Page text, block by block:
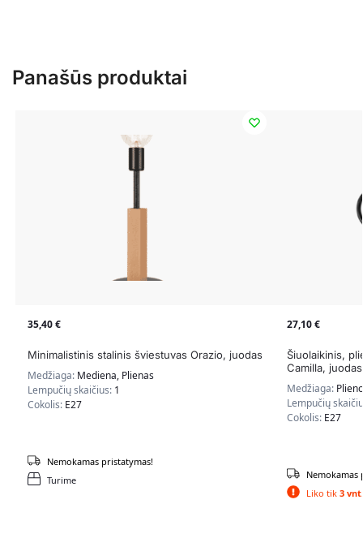
Panašūs produktai
35,40€
Minimalistinis stalinis šviestuvas Orazio, juodas
Medžiaga: Mediena, Plienas
Lempučių skaičius: 1
Cokolis: E27
Turime
Nemokamas pristatymas!
27,10€
Šiuolaikinis,
Camilla, juodas
Medžiaga: Plieno
Lempučių
Cokolis: E27
Liko tik 3 vnt.
Nemokamas